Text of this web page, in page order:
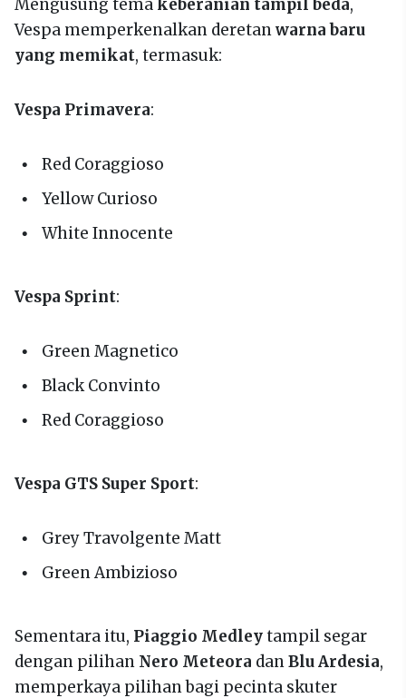
Mengusung temakeberanian tampil beda,
Vespa memperkenalkan deretanwarna baru
yang memikat, termasuk:
Vespa Primavera:
Red Coraggioso
Yellow Curioso
White Innocente
Vespa Sprint:
Green Magnetico
Black Convinto
Red Coraggioso
Vespa GTS Super Sport:
Grey Travolgente Matt
Green Ambizioso
Sementara itu, Piaggio Medleytampil segar
dengan pilihan Nero Meteora danBlu Ardesia,
memperkaya pilihan bagi pecinta skuter